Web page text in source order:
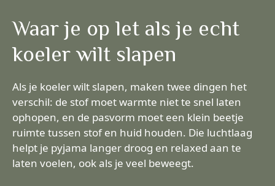
Waar je op let als je echt
koeler wilt slapen
Als je koeler wilt slapen, maken twee dingen het
verschil: de stof moet warmte niet te snel laten
ophopen, en de pasvorm moet een klein beetje
ruimte tussen stof en huid houden. Die luchtlaag
helpt je pyjama langer droog en relaxed aan te
laten voelen, ook als je veel beweegt.